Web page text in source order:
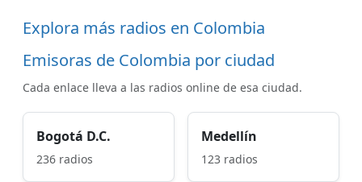
Explora más radios en Colombia
Emisoras de Colombia por ciudad
Cada enlace lleva a las radios online de esa ciudad.
Bogotá D.C.
236 radios
Medellín
123 radios